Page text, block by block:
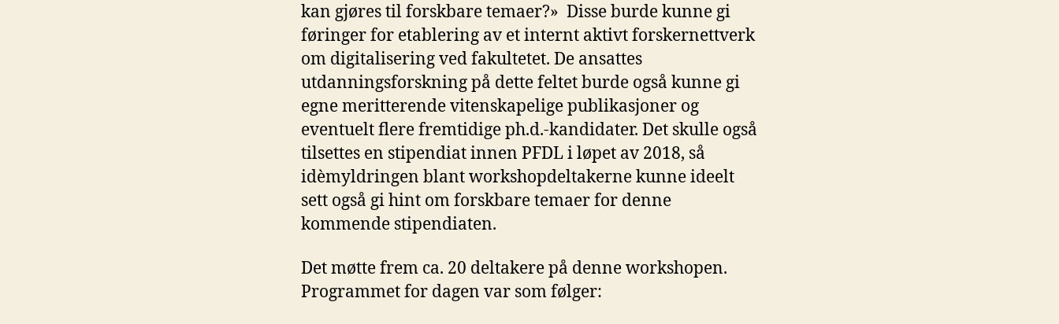
kan gjøres til forskbare temaer?» Disse burde kunne gi
føringer for etablering av et internt aktivt forskernettverk
om digitalisering ved fakultetet. De ansattes
utdanningsforskning på dette feltet burde også kunne gi
egne meritterende vitenskapelige publikasjoner og
eventuelt flere fremtidige ph.d.-kandidater. Det skulle også
tilsettes en stipendiat innen PFDL i løpet av 2018, så
idèmyldringen blant workshopdeltakerne kunne ideelt
sett også gi hint om forskbare temaer for denne
kommende stipendiaten.
Det møtte frem ca. 20 deltakere på denne workshopen.
Programmet for dagen var som følger: